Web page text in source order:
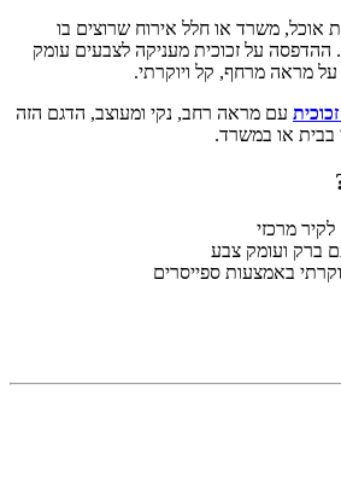
אוכל, משרד או חלל אירוח שרוצים בו
ההדפסה על זכוכית מעניקה לצבעים עומק
על מראה מרחף, קל ויוקרתי.
עם מראה רחב, נקי ומעוצב, הדגם הזה
בבית או במשרד.
מרכזי
ברק ועומק צבע
באמצעות ספייסרים